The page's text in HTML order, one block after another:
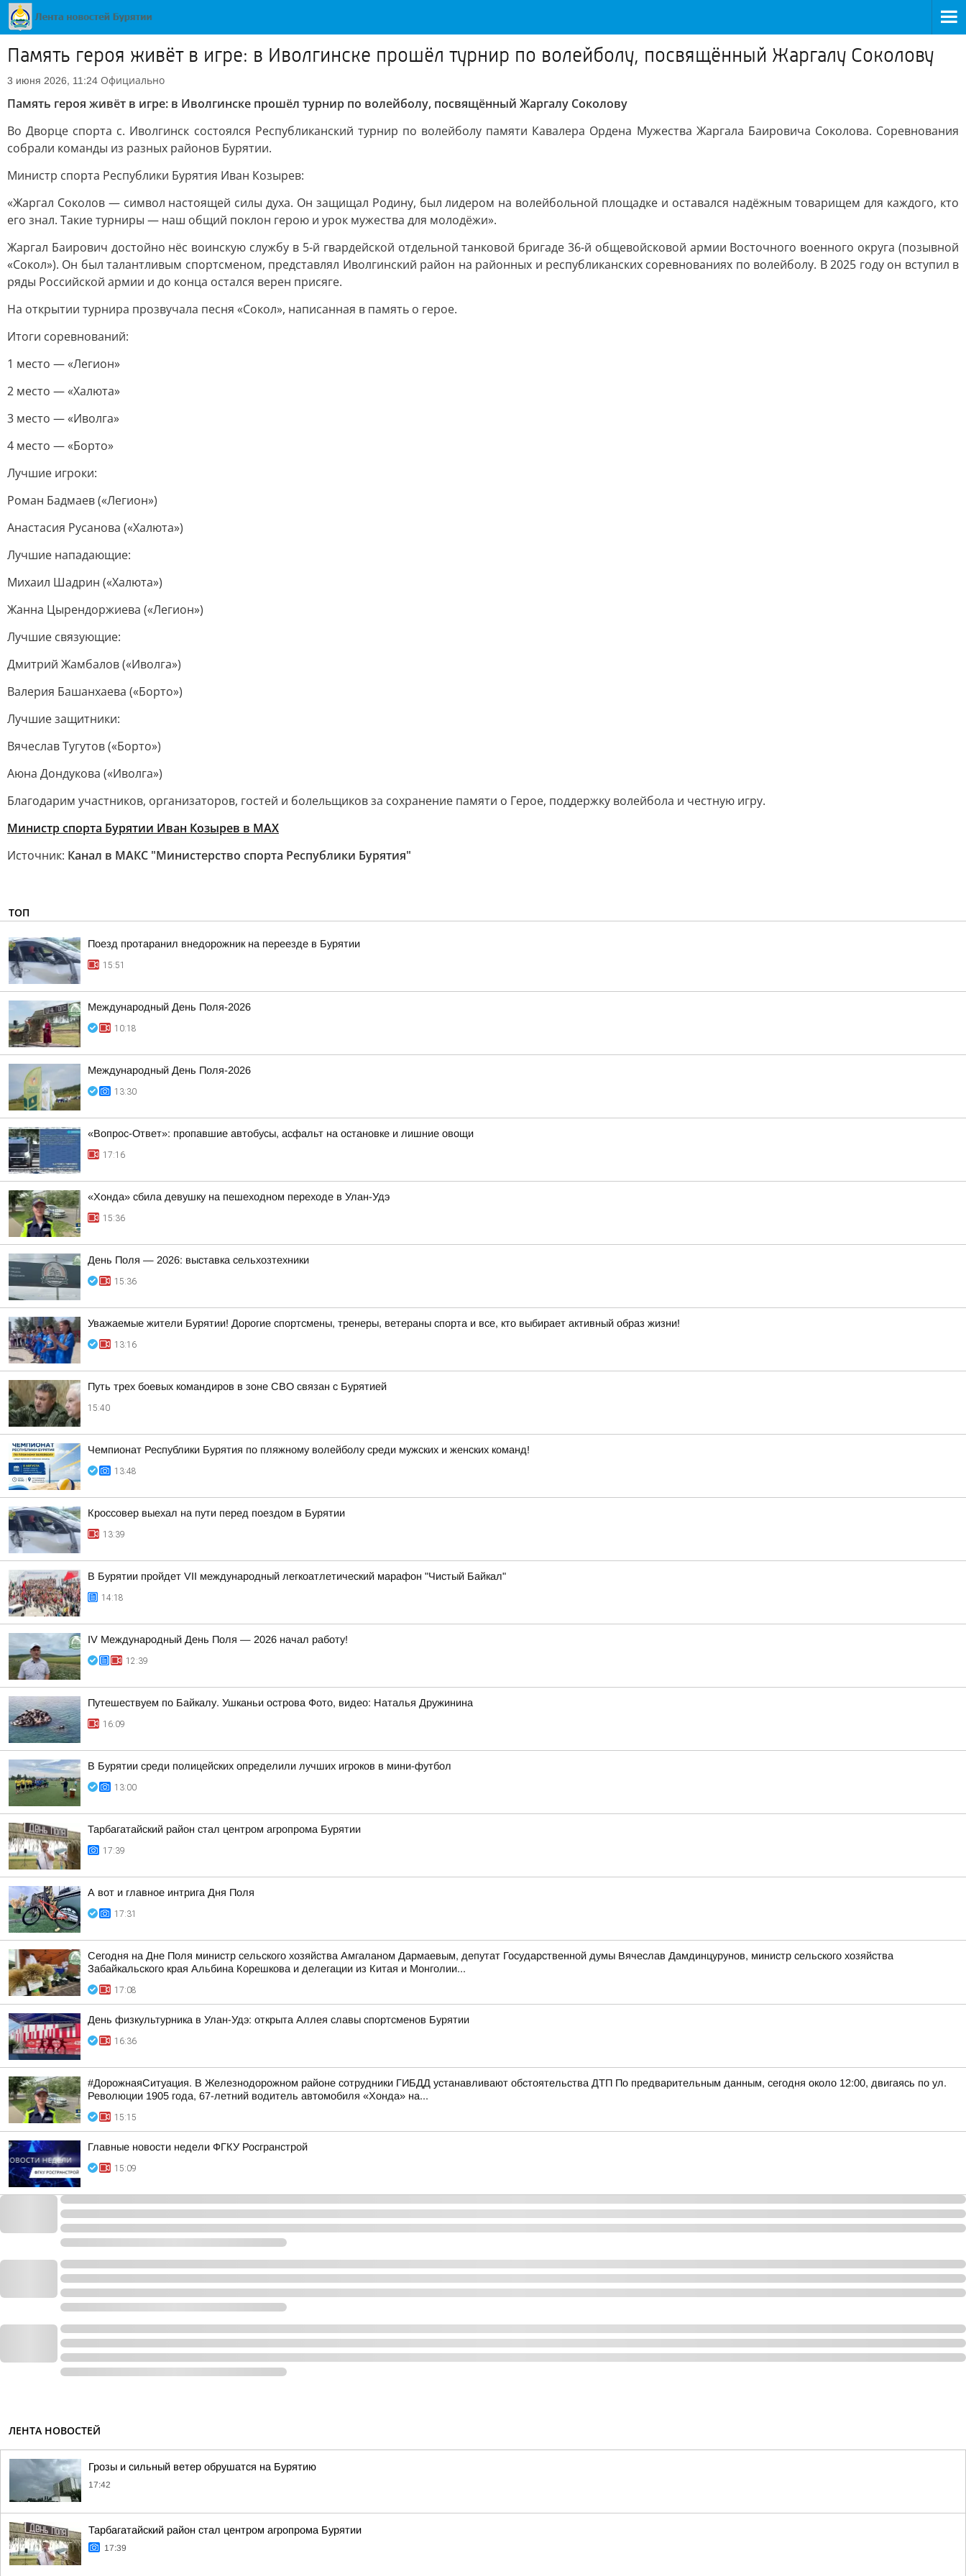
Память героя живёт в игре: в Иволгинске прошёл турнир по волейболу, посвящённый Жаргалу Соколову
3 июня 2026, 11:24 Официально
Память героя живёт в игре: в Иволгинске прошёл турнир по волейболу, посвящённый Жаргалу Соколову
Во Дворце спорта с. Иволгинск состоялся Республиканский турнир по волейболу памяти Кавалера Ордена Мужества Жаргала Баировича Соколова. Соревнования
собрали команды из разных районов Бурятии.
Министр спорта Республики Бурятия Иван Козырев:
«Жаргал Соколов — символ настоящей силы духа. Он защищал Родину, был лидером на волейбольной площадке и оставался надёжным товарищем для каждого, кто
его знал. Такие турниры — наш общий поклон герою и урок мужества для молодёжи».
Жаргал Баирович достойно нёс воинскую службу в 5-й гвардейской отдельной танковой бригаде 36-й общевойсковой армии Восточного военного округа (позывной
«Сокол»). Он был талантливым спортсменом, представлял Иволгинский район на районных и республиканских соревнованиях по волейболу. В 2025 году он вступил в
ряды Российской армии и до конца остался верен присяге.
На открытии турнира прозвучала песня «Сокол», написанная в память о герое.
Итоги соревнований:
1 место — «Легион»
2 место — «Халюта»
3 место — «Иволга»
4 место — «Борто»
Лучшие игроки:
Роман Бадмаев («Легион»)
Анастасия Русанова («Халюта»)
Лучшие нападающие:
Михаил Шадрин («Халюта»)
Жанна Цырендоржиева («Легион»)
Лучшие связующие:
Дмитрий Жамбалов («Иволга»)
Валерия Башанхаева («Борто»)
Лучшие защитники:
Вячеслав Тугутов («Борто»)
Аюна Дондукова («Иволга»)
Благодарим участников, организаторов, гостей и болельщиков за сохранение памяти о Герое, поддержку волейбола и честную игру.
Министр спорта Бурятии Иван Козырев в МАХ
Источник: Канал в МАКС "Министерство спорта Республики Бурятия"
ТОП
Поезд протаранил внедорожник на переезде в Бурятии
15:51
Международный День Поля-2026
10:18
Международный День Поля-2026
13:30
«Вопрос-Ответ»: пропавшие автобусы, асфальт на остановке и лишние овощи
17:16
«Хонда» сбила девушку на пешеходном переходе в Улан-Удэ
15:36
День Поля — 2026: выставка сельхозтехники
15:36
Уважаемые жители Бурятии! Дорогие спортсмены, тренеры, ветераны спорта и все, кто выбирает активный образ жизни!
13:16
Путь трех боевых командиров в зоне СВО связан с Бурятией
15:40
Чемпионат Республики Бурятия по пляжному волейболу среди мужских и женских команд!
13:48
Кроссовер выехал на пути перед поездом в Бурятии
13:39
В Бурятии пройдет VII международный легкоатлетический марафон "Чистый Байкал"
14:18
IV Международный День Поля — 2026 начал работу!
12:39
Путешествуем по Байкалу. Ушканьи острова Фото, видео: Наталья Дружинина
16:09
В Бурятии среди полицейских определили лучших игроков в мини-футбол
13:00
Тарбагатайский район стал центром агропрома Бурятии
17:39
А вот и главное интрига Дня Поля
17:31
Сегодня на Дне Поля министр сельского хозяйства Амгаланом Дармаевым, депутат Государственной думы Вячеслав Дамдинцурунов, министр сельского хозяйства
Забайкальского края Альбина Корешкова и делегации из Китая и Монголии...
17:08
День физкультурника в Улан-Удэ: открыта Аллея славы спортсменов Бурятии
16:36
#ДорожнаяСитуация. В Железнодорожном районе сотрудники ГИБДД устанавливают обстоятельства ДТП По предварительным данным, сегодня около 12:00, двигаясь по ул.
Революции 1905 года, 67-летний водитель автомобиля «Хонда» на...
15:15
Главные новости недели ФГКУ Росгранстрой
15:09
ЛЕНТА НОВОСТЕЙ
Грозы и сильный ветер обрушатся на Бурятию
17:42
Тарбагатайский район стал центром агропрома Бурятии
17:39